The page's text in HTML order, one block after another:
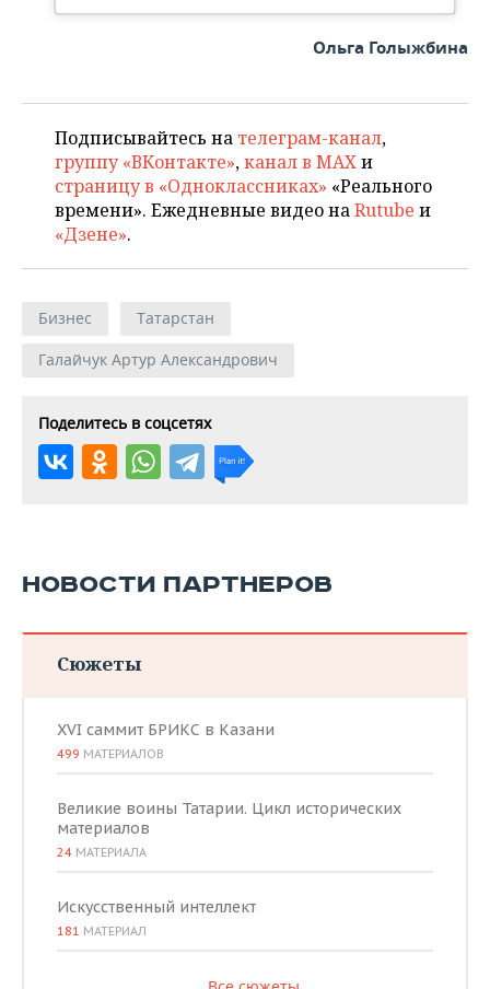
Ольга Голыжбина
Подписывайтесь на телеграм-канал,
группу «ВКонтакте»,канал в MAXи
страницу в «Одноклассниках» «Реального
времени». Ежедневные видео наRutube и
«Дзене».
Бизнес
Татарстан
Галайчук Артур Александрович
Поделитесь в соцсетях
НОВОСТИ ПАРТНЕРОВ
Сюжеты
XVI саммит БРИКС в Казани
499 МАТЕРИАЛОВ
Великие воины Татарии. Цикл исторических
материалов
24 МАТЕРИАЛА
Искусственный интеллект
181 МАТЕРИАЛ